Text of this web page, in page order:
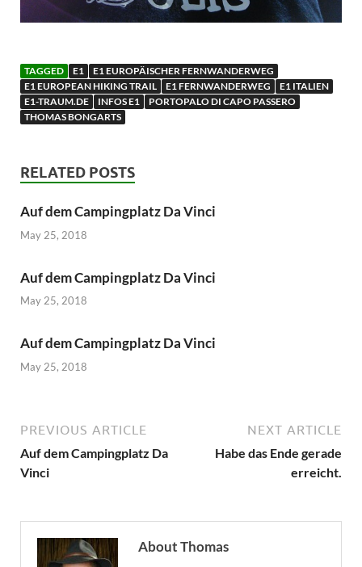
TAGGED E1
E1 EUROPÄISCHER FERNWANDERWEG
E1 EUROPEAN HIKING TRAIL
E1 FERNWANDERWEG
E1 ITALIEN
E1-TRAUM.DE
INFOS E1
PORTOPALO DI CAPO PASSERO
THOMAS BONGARTS
RELATED POSTS
Auf dem Campingplatz Da Vinci
May 25, 2018
Auf dem Campingplatz Da Vinci
May 25, 2018
Auf dem Campingplatz Da Vinci
May 25, 2018
PREVIOUS ARTICLE
Auf dem Campingplatz Da
Vinci
NEXT ARTICLE
Habe das Ende gerade
erreicht.
About Thomas